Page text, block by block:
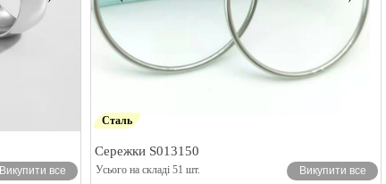
Викупити все
Сталь
Сережки S013150
Усього на складі 51 шт. Викупити все